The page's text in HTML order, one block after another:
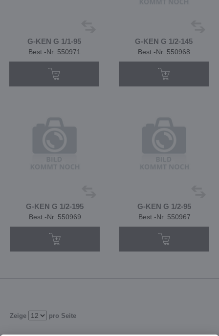
G-KEN G 1/1-95
Best.-Nr. 550971
G-KEN G 1/2-145
Best.-Nr. 550968
G-KEN G 1/2-195
Best.-Nr. 550969
G-KEN G 1/2-95
Best.-Nr. 550967
Zeige pro Seite